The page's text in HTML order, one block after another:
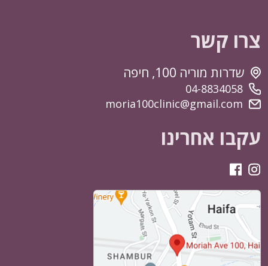
צרו קשר
שדרות מוריה 100, חיפה
04-8834058
moria100clinic@gmail.com
עקבו אחרינו